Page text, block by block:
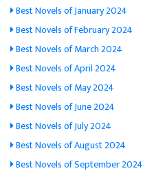
Best Novels of January 2024
Best Novels of February 2024
Best Novels of March 2024
Best Novels of April 2024
Best Novels of May 2024
Best Novels of June 2024
Best Novels of July 2024
Best Novels of August 2024
Best Novels of September 2024